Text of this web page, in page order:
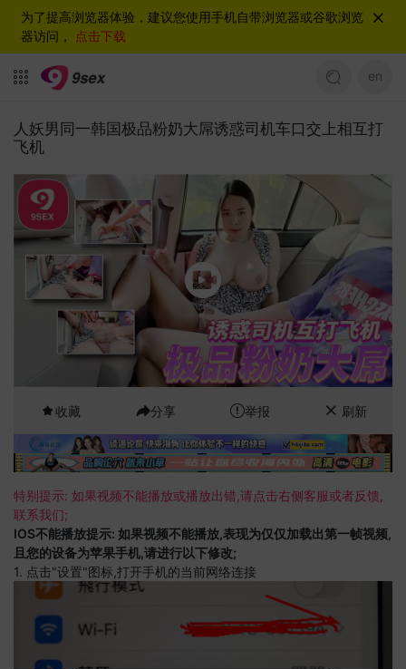
为了提高浏览器体验，建议您使用手机自带浏览器或谷歌浏览
器访问， 点击下载
en
人妖男同一韩国极品粉奶大屌诱惑司机车口交上相互打
飞机
收藏 分享 举报 刷新
特别提示: 如果视频不能播放或播放出错,请点击右侧客服或者反馈,
联系我们;
IOS不能播放提示: 如果视频不能播放,表现为仅仅加载出第一帧视频,
且您的设备为苹果手机,请进行以下修改;
1. 点击"设置"图标,打开手机的当前网络连接